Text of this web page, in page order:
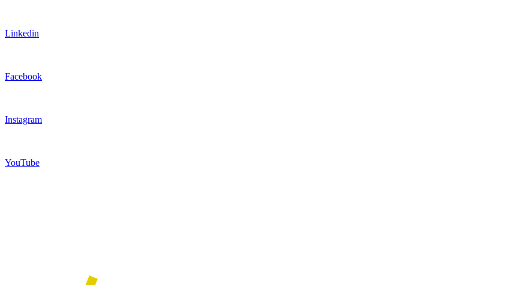
Linkedin
Facebook
Instagram
YouTube